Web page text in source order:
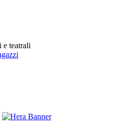
e teatrali